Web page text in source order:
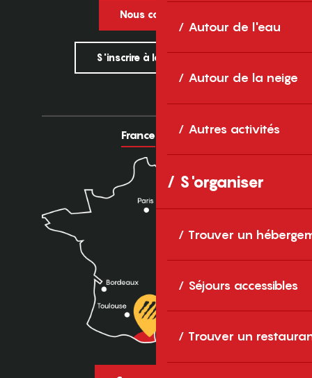
Autour de l'eau
Autour de la neige
Autres activités
S'organiser
Trouver un
Séjours accessibles
Trouver un
Nous contacter
S'inscrire à la newsletter
France Europe